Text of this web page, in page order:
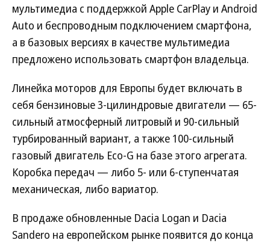
мультимедиа с поддержкой Apple CarPlay и Android
Auto и беспроводным подключением смартфона,
а в базовых версиях в качестве мультимедиа
предложено использовать смартфон владельца.
Линейка моторов для Европы будет включать в
себя бензиновые 3-цилиндровые двигатели — 65-
сильный атмосферный литровый и 90-сильный
турбированный вариант, а также 100-сильный
газовый двигатель Eco-G на базе этого агрегата.
Коробка передач — либо 5- или 6-ступенчатая
механическая, либо вариатор.
В продаже обновленные Dacia Logan и Dacia
Sandero на европейском рынке появится до конца